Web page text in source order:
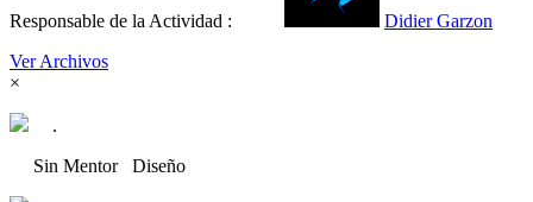
Responsable de la Actividad :
Didier Garzon
Ver Archivos
×
.
Sin Mentor Diseño